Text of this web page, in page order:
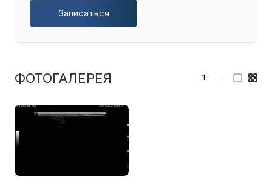
Записаться
ФОТОГАЛЕРЕЯ 1 —